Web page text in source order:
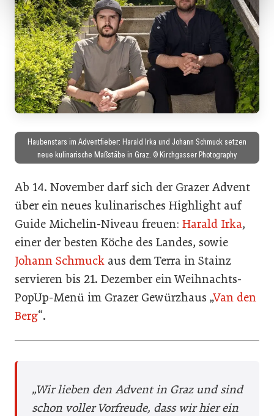
Haubenstars im Adventfieber: Harald Irka und Johann Schmuck setzen
neue kulinarische Maßstäbe in Graz. © Kirchgasser Photography
Ab 14. November darf sich der Grazer Advent
über ein neues kulinarisches Highlight auf
Guide Michelin-Niveau freuen: Harald Irka,
einer der besten Köche des Landes, sowie
Johann Schmuck aus dem Terra in Stainz
servieren bis 21. Dezember ein Weihnachts-
PopUp-Menü im Grazer Gewürzhaus „Van den
Berg“.
„Wir lieben den Advent in Graz und sind
schon voller Vorfreude, dass wir hier ein